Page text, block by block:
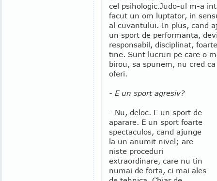
cel psihologic.Judo-ul m-a
facut un om luptator, in
al cuvantului. In plus, cand
un sport de performanta,
responsabil, disciplinat,
tine. Sunt lucruri pe care o
birou, sa spunem, nu cred
oferi.
- E un sport agresiv?
- Nu, deloc. E un sport de
aparare. E un sport foarte
spectaculos, cand ajunge
la un anumit nivel; are
niste proceduri
extraordinare, care nu tin
numai de forta, ci mai ales